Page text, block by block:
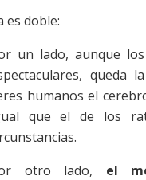
es doble:
un lado, aunque
queda
humanos el
que el de los
otro lado, el